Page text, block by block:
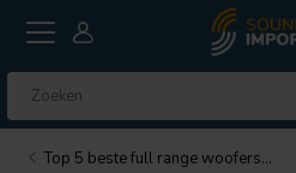
Top 5 beste full range woofers...